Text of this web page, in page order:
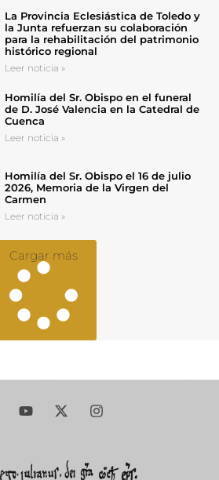
La Provincia Eclesiástica de Toledo y
la Junta refuerzan su colaboración
para la rehabilitación del patrimonio
histórico regional
Leer noticia »
Homilía del Sr. Obispo en el funeral
de D. José Valencia en la Catedral de
Cuenca
Leer noticia »
Homilía del Sr. Obispo el 16 de julio
2026, Memoria de la Virgen del
Carmen
Leer noticia »
Cargar más